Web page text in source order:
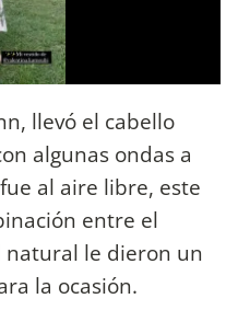
llevó el cabello
algunas ondas a
al aire libre, este
entre el
natural le dieron un
la ocasión.